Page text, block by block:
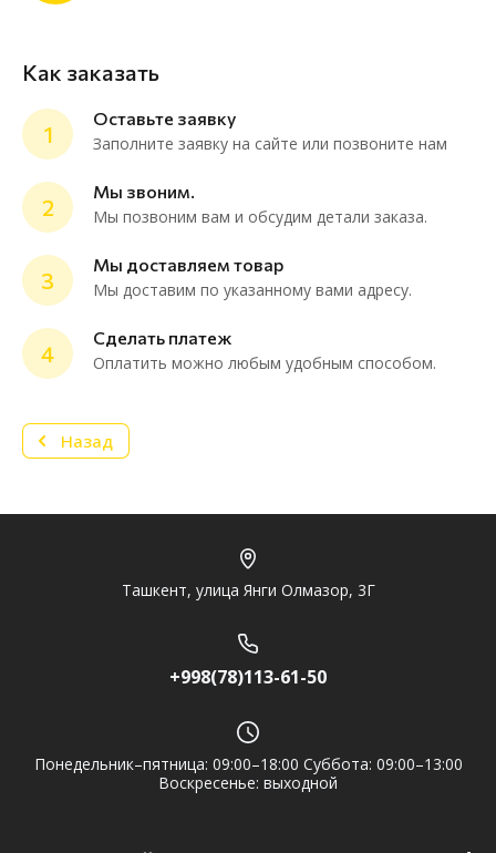
Как заказать
1
Оставьте заявку
Заполните заявку на сайте или позвоните нам
2
Мы звоним.
Мы позвоним вам и обсудим детали заказа.
3
Мы доставляем товар
Мы доставим по указанному вами адресу.
4
Сделать платеж
Оплатить можно любым удобным способом.
Назад
Ташкент, улица Янги Олмазор, 3Г
+998(78)113-61-50
Понедельник–пятница: 09:00–18:00 Суббота: 09:00–13:00
Воскресенье: выходной
online
Мессенджеры
Нужна консультация или персональное
предложение? Пиши в мессенджер!
Telegram